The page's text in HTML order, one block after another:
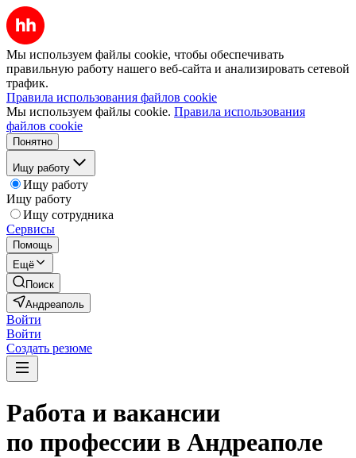
Мы используем файлы cookie, чтобы обеспечивать
правильную работу нашего веб-сайта и анализировать сетевой
трафик.
Правила использования файлов cookie
Мы используем файлы cookie. Правила использования
файлов cookie
Понятно
Ищу работу
Ищу работу
Ищу работу
Ищу сотрудника
Сервисы
Помощь
Ещё
Поиск
Андреаполь
Войти
Войти
Создать резюме
Работа и вакансии
по профессии в Андреаполе